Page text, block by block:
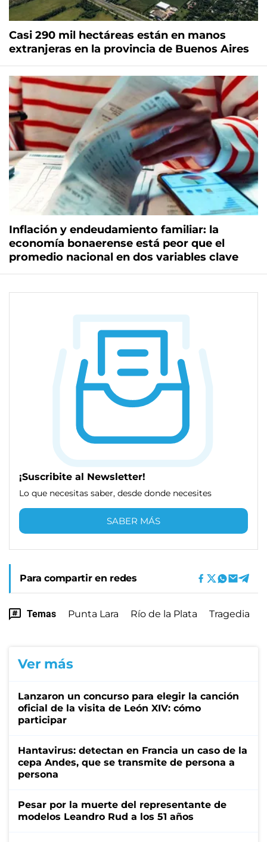
Casi 290 mil hectáreas están en manos
extranjeras en la provincia de Buenos Aires
Inflación y endeudamiento familiar: la
economía bonaerense está peor que el
promedio nacional en dos variables clave
¡Suscribite al Newsletter!
Lo que necesitas saber, desde donde necesites
SABER MÁS
Para compartir en redes
Temas Punta Lara Río de la Plata Tragedia
Ver más
Lanzaron un concurso para elegir la canción
oficial de la visita de León XIV: cómo
participar
Hantavirus: detectan en Francia un caso de la
cepa Andes, que se transmite de persona a
persona
Pesar por la muerte del representante de
modelos Leandro Rud a los 51 años